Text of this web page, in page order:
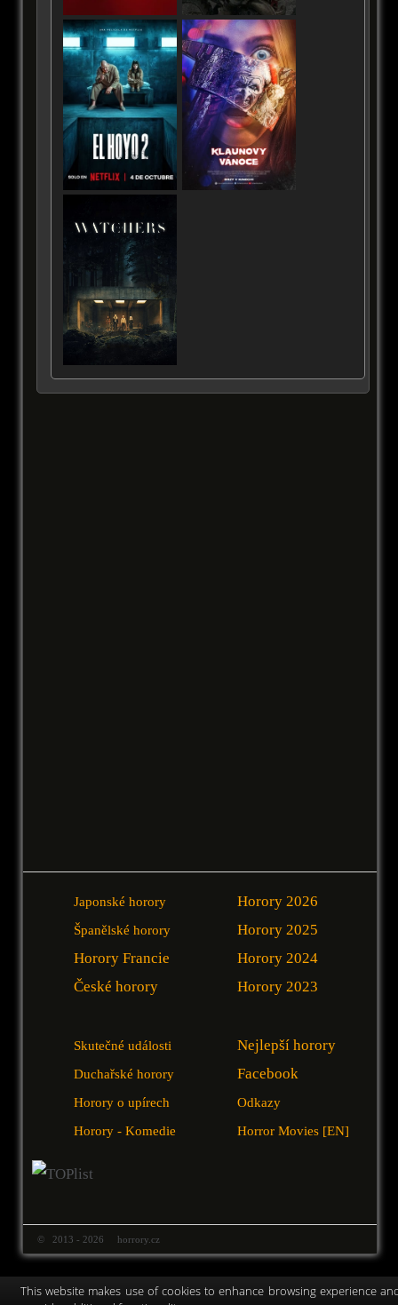
Japonské horory
Španělské horory
Horory Francie
České horory
Horory 2026
Horory 2025
Horory 2024
Horory 2023
Skutečné události
Duchařské horory
Horory o upírech
Horory - Komedie
Nejlepší horory
Facebook
Odkazy
Horror Movies [EN]
© 2013 - 2026 horrory.cz
This website makes use of cookies to enhance browsing experience